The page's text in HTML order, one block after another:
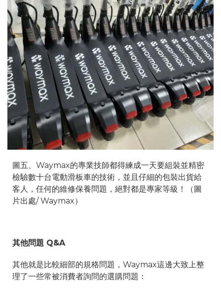
圖五、Waymax的專業技師都得練成一天要組裝並精密
檢驗數十台電動滑板車的技術，並且仔細的包裝出貨給
客人，任何的維修保養問題，絕對都是專家等級！（圖
片出處/ Waymax）
其他問題 Q&A
其他就是比較細部的規格問題，Waymax這邊大致上整
理了一些常被消費者詢問的選購問題：